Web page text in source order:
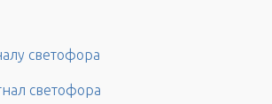
светофора
светофора